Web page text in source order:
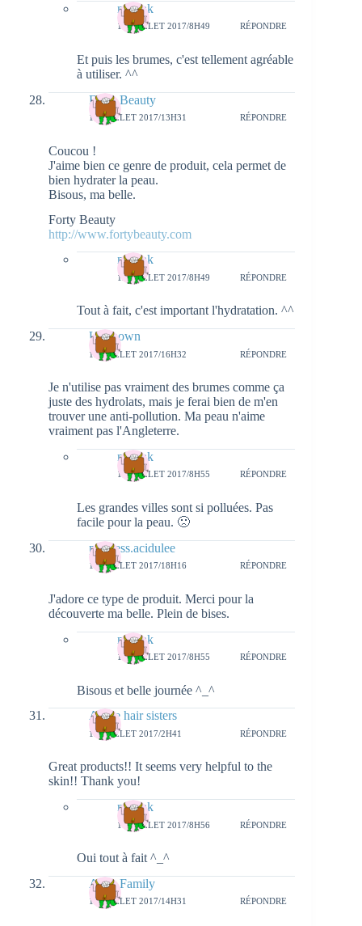
natieak
12 JUILLET 2017/8H49 RÉPONDRE
Et puis les brumes, c'est tellement agréable
à utiliser. ^^
Forty Beauty
11 JUILLET 2017/13H31 RÉPONDRE
Coucou !
J'aime bien ce genre de produit, cela permet de
bien hydrater la peau.
Bisous, ma belle.
Forty Beauty
http://www.fortybeauty.com
natieak
12 JUILLET 2017/8H49 RÉPONDRE
Tout à fait, c'est important l'hydratation. ^^
Unknown
12 JUILLET 2017/16H32 RÉPONDRE
Je n'utilise pas vraiment des brumes comme ça
juste des hydrolats, mais je ferai bien de m'en
trouver une anti-pollution. Ma peau n'aime
vraiment pas l'Angleterre.
natieak
14 JUILLET 2017/8H55 RÉPONDRE
Les grandes villes sont si polluées. Pas
facile pour la peau. 🙁
princess.acidulee
12 JUILLET 2017/18H16 RÉPONDRE
J'adore ce type de produit. Merci pour la
découverte ma belle. Plein de bises.
natieak
14 JUILLET 2017/8H55 RÉPONDRE
Bisous et belle journée ^_^
Annie hair sisters
13 JUILLET 2017/2H41 RÉPONDRE
Great products!! It seems very helpful to the
skin!! Thank you!
natieak
14 JUILLET 2017/8H56 RÉPONDRE
Oui tout à fait ^_^
Ayna Family
17 JUILLET 2017/14H31 RÉPONDRE